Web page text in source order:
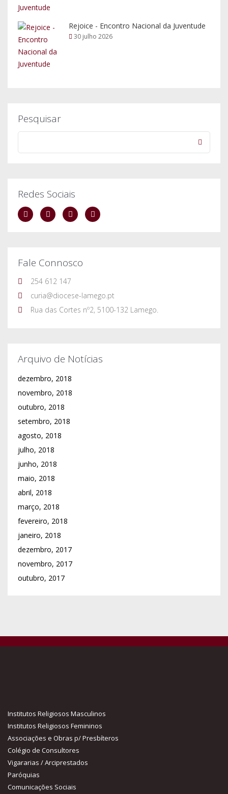
Rejoice - Encontro Nacional da Juventude
30 julho 2026
Pesquisar
Redes Sociais
Fale Connosco
254 612 147
curia@diocese-lamego.pt
Rua das Cortes nº2, 5100-132 Lamego.
Arquivo de Notícias
dezembro, 2018
novembro, 2018
outubro, 2018
setembro, 2018
agosto, 2018
julho, 2018
junho, 2018
maio, 2018
abril, 2018
março, 2018
fevereiro, 2018
janeiro, 2018
dezembro, 2017
novembro, 2017
outubro, 2017
Institutos Religiosos Masculinos
Institutos Religiosos Femininos
Associações e Obras p/ Presbíteros
Colégio de Consultores
Vigararias / Arciprestados
Paróquias
Comunicações Sociais